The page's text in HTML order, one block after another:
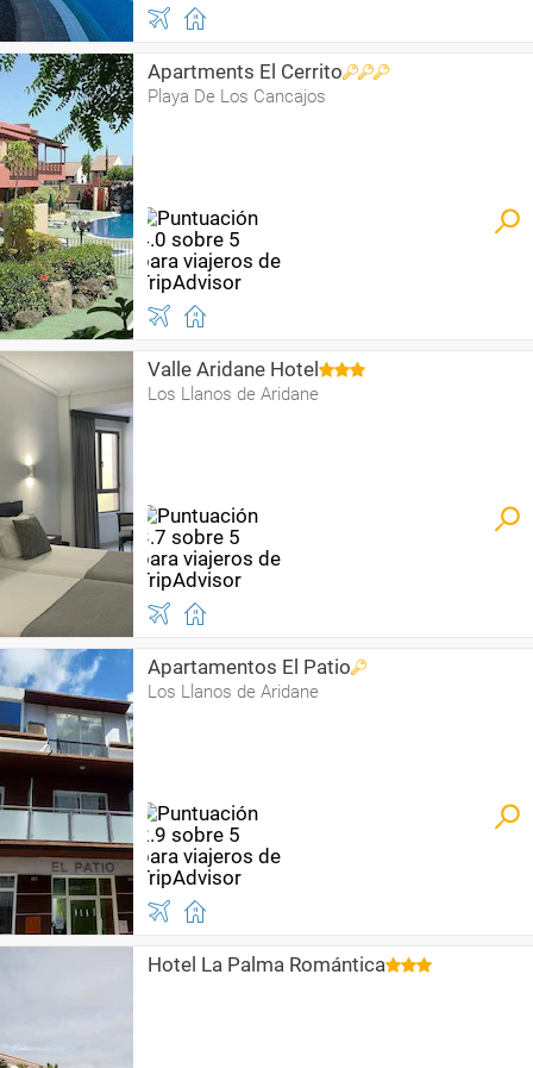
Apartments El Cerrito
Playa De Los Cancajos
Valle Aridane Hotel
Los Llanos de Aridane
Apartamentos El Patio
Los Llanos de Aridane
Hotel La Palma Romántica